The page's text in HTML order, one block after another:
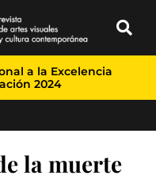
a la Excelencia
2024
la muerte